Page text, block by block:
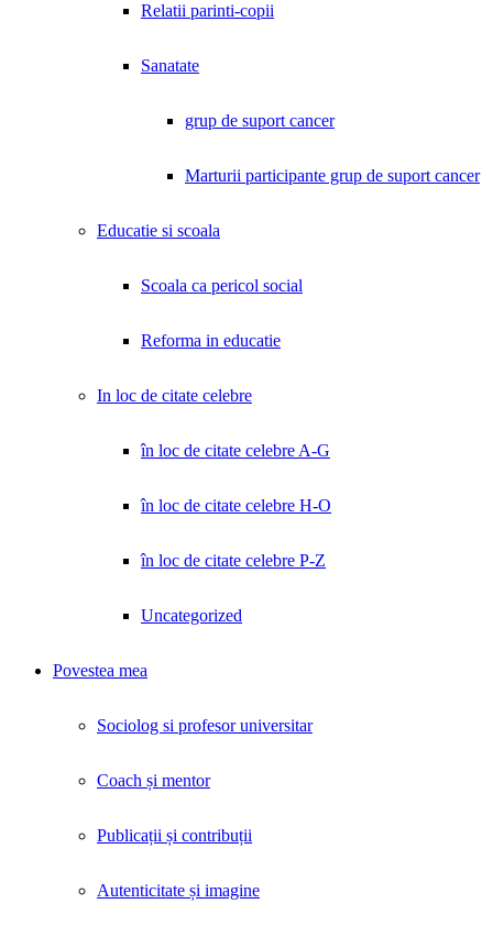
Relatii parinti-copii
Sanatate
grup de suport cancer
Marturii participante grup de suport cancer
Educatie si scoala
Scoala ca pericol social
Reforma in educatie
In loc de citate celebre
în loc de citate celebre A-G
în loc de citate celebre H-O
în loc de citate celebre P-Z
Uncategorized
Povestea mea
Sociolog si profesor universitar
Coach și mentor
Publicații și contribuții
Autenticitate și imagine